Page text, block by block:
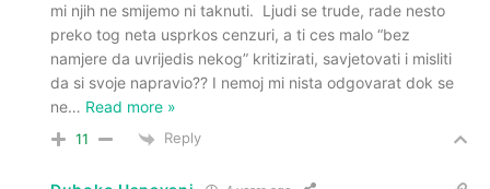
mi njih ne smijemo ni taknuti. Ljudi se trude, rade nesto
preko tog neta usprkos cenzuri, a ti ces malo “bez
namjere da uvrijedis nekog” kritizirati, savjetovati i misliti
da si svoje napravio?? I nemoj mi nista odgovarat dok se
ne… Read more »
11 Reply